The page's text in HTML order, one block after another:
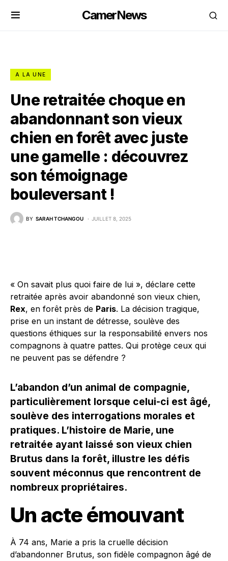
CamerNews
A LA UNE
Une retraitée choque en
abandonnant son vieux
chien en forêt avec juste
une gamelle : découvrez
son témoignage
bouleversant !
BY SARAH TCHANGOU JUILLET 8, 2025
« On savait plus quoi faire de lui », déclare cette
retraitée après avoir abandonné son vieux chien,
Rex, en forêt près de Paris. La décision tragique,
prise en un instant de détresse, soulève des
questions éthiques sur la responsabilité envers nos
compagnons à quatre pattes. Qui protège ceux qui
ne peuvent pas se défendre ?
L’abandon d’un animal de compagnie,
particulièrement lorsque celui-ci est âgé,
soulève des interrogations morales et
pratiques. L’histoire de Marie, une
retraitée ayant laissé son vieux chien
Brutus dans la forêt, illustre les défis
souvent méconnus que rencontrent de
nombreux propriétaires.
Un acte émouvant
À 74 ans, Marie a pris la cruelle décision
d’abandonner Brutus, son fidèle compagnon âgé de